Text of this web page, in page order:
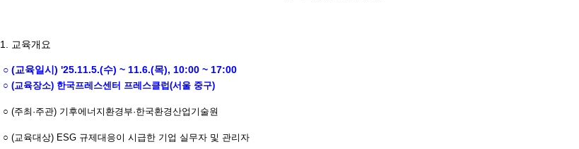
1. 교육개요
○ (교육일시) '25.11.5.(수) ~ 11.6.(목), 10:00 ~ 17:00
○ (교육장소) 한국프레스센터 프레스클럽(서울 중구)
○ (주최·주관) 기후에너지환경부·한국환경산업기술원
○ (교육대상) ESG 규제대응이 시급한 기업 실무자 및 관리자